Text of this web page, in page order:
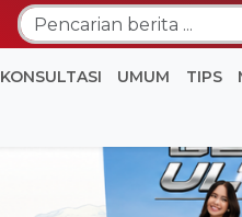
KONSULTASI UMUM TIPS